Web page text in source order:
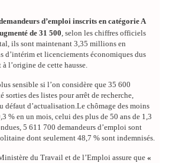
d’emploi inscrits en catégorie A
de 31 500, selon les chiffres officiels
ils sont maintenant 3,35 millions en
d’intérim et licenciements économiques dus
l’origine de cette hausse.
sensible si l’on considère que 35 600
sorties des listes pour arrêt de recherche,
d’actualisation.Le chômage des moins
% en un mois, celui des plus de 50 ans de 1,3
5 611 700 demandeurs d’emploi sont
dont seulement 48,7 % sont indemnisés.
du Travail et de l’Emploi assure que «